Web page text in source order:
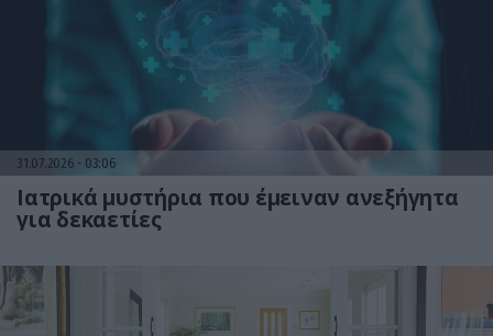
31.07.2026 03:06
Ιατρικά μυστήρια που έμειναν ανεξήγητα
για δεκαετίες